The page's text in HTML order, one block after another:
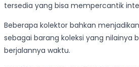
tersedia yang bisa mempercantik
Beberapa kolektor bahkan
sebagai barang koleksi yang nilainya
berjalannya waktu.